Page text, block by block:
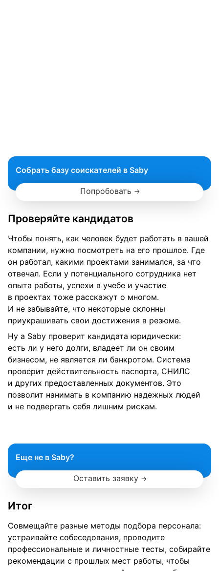
Собрать базу соискателей в Saby
Попробовать
Проверяйте кандидатов
Чтобы понять, как человек будет работать в вашей
компании, нужно посмотреть на его прошлое. Где
он работал, какими проектами занимался, за что
отвечал. Если у потенциального сотрудника нет
опыта работы, успехи в учебе и участие
в проектах тоже расскажут о многом.
И не забывайте, что некоторые склонны
приукрашивать свои достижения в резюме.
Ну а Saby проверит кандидата юридически:
есть ли у него долги, владеет ли он своим
бизнесом, не является ли банкротом. Система
проверит действительность паспорта, СНИЛС
и других предоставленных документов. Это
позволит нанимать в компанию надежных людей
и не подвергать себя лишним рискам.
Еще не в Saby?
Оставить заявку
Итог
Совмещайте разные методы подбора персонала:
устраивайте собеседования, проводите
профессиональные и личностные тесты, собирайте
рекомендации с прошлых мест работы, чтобы